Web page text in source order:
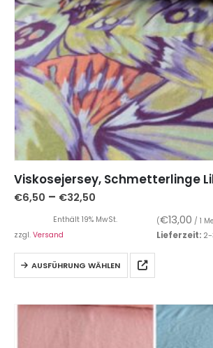
Viskosejersey, Schmetterlinge
€6,50 – €32,50
Enthält 19% MwSt. (€13,00 / 1
zzgl. Versand Lieferzeit:
AUSFÜHRUNG WÄHLEN